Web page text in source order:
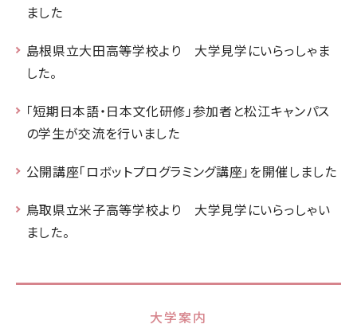
ました
島根県立大田高等学校より 大学見学にいらっしゃま
した。
「短期日本語・日本文化研修」参加者と松江キャンパス
の学生が交流を行いました
公開講座「ロボットプログラミング講座」を開催しました
鳥取県立米子高等学校より 大学見学にいらっしゃい
ました。
大学案内